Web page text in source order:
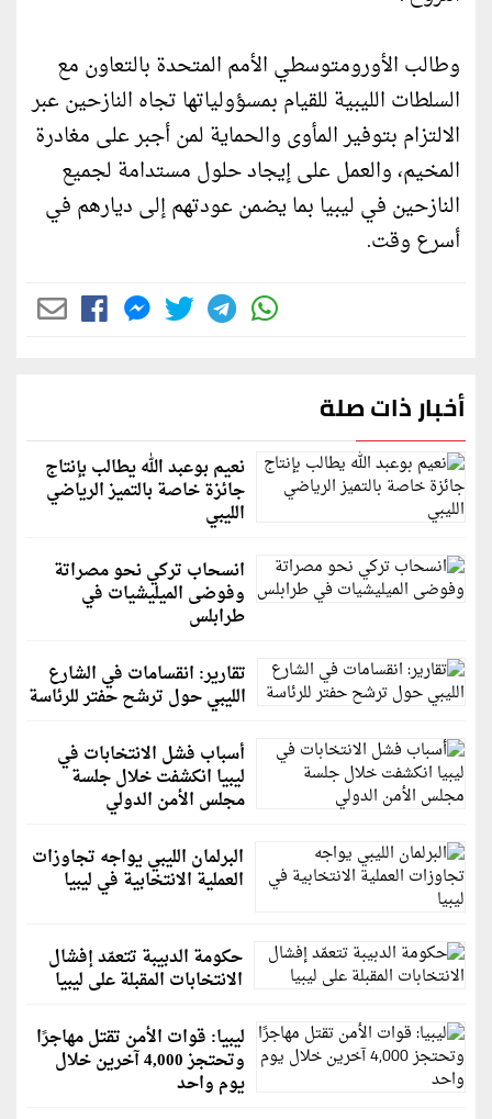
وطالب الأورومتوسطي الأمم المتحدة بالتعاون مع
السلطات الليبية للقيام بمسؤولياتها تجاه النازحين عبر
الالتزام بتوفير المأوى والحماية لمن أجبر على مغادرة
المخيم، والعمل على إيجاد حلول مستدامة لجميع
النازحين في ليبيا بما يضمن عودتهم إلى ديارهم في
أسرع وقت.
أخبار ذات صلة
نعيم بوعبد الله يطالب بإنتاج
جائزة خاصة بالتميز الرياضي
الليبي
انسحاب تركي نحو مصراتة
وفوضى الميليشيات في
طرابلس
تقارير: انقسامات في الشارع
الليبي حول ترشح حفتر للرئاسة
أسباب فشل الانتخابات في
ليبيا انكشفت خلال جلسة
مجلس الأمن الدولي
البرلمان الليبي يواجه تجاوزات
العملية الانتخابية في ليبيا
حكومة الدبيبة تتعمّد إفشال
الانتخابات المقبلة على ليبيا
ليبيا: قوات الأمن تقتل مهاجرًا
وتحتجز 4,000 آخرين خلال
يوم واحد